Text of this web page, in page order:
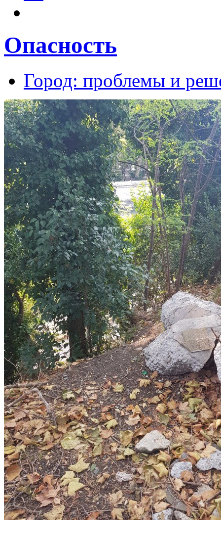
Опасность
Город: проблемы и